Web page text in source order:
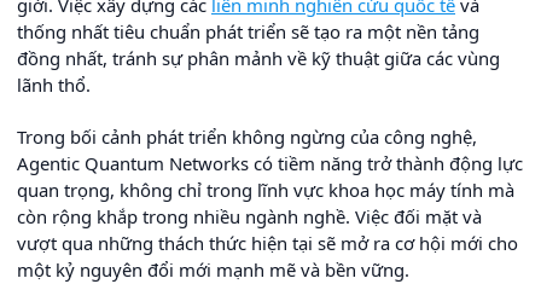
giới. Việc xây dựng các liên minh nghiên cứu quốc tế và
thống nhất tiêu chuẩn phát triển sẽ tạo ra một nền tảng
đồng nhất, tránh sự phân mảnh về kỹ thuật giữa các vùng
lãnh thổ.
Trong bối cảnh phát triển không ngừng của công nghệ,
Agentic Quantum Networks có tiềm năng trở thành động lực
quan trọng, không chỉ trong lĩnh vực khoa học máy tính mà
còn rộng khắp trong nhiều ngành nghề. Việc đối mặt và
vượt qua những thách thức hiện tại sẽ mở ra cơ hội mới cho
một kỷ nguyên đổi mới mạnh mẽ và bền vững.